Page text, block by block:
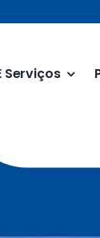
Serviços